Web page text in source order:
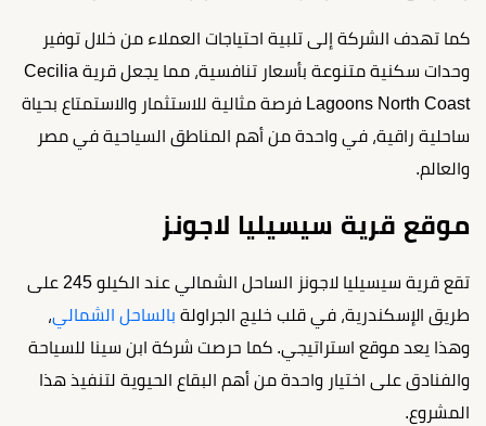
كما تهدف الشركة إلى تلبية احتياجات العملاء من خلال توفير
وحدات سكنية متنوعة بأسعار تنافسية، مما يجعل قرية Cecilia
Lagoons North Coast فرصة مثالية للاستثمار والاستمتاع بحياة
ساحلية راقية، في واحدة من أهم المناطق السياحية في مصر
والعالم.
موقع قرية سيسيليا لاجونز
تقع قرية سيسيليا لاجونز الساحل الشمالي عند الكيلو 245 على
طريق الإسكندرية، في قلب خليج الجراولة بالساحل الشمالي،
وهذا يعد موقع استراتيجي. كما حرصت شركة ابن سينا للسياحة
والفنادق على اختيار واحدة من أهم البقاع الحيوية لتنفيذ هذا
المشروع.